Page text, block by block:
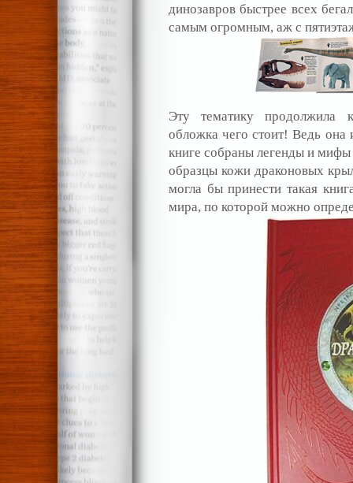
динозавров быстрее всех
самым огромным, аж с
Эту тематику продолжила
обложка чего стоит! Ведь
книге собраны легенды и
образцы кожи драконовых
могла бы принести такая
мира, по которой можно